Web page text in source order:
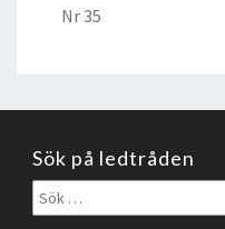
Nr 35
Sök på ledtråden
Sök
efter: